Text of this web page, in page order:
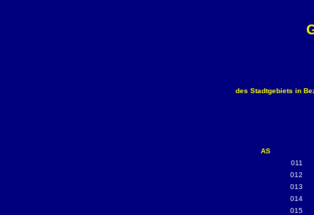
des Stadtgebiets in
AS
011
012
013
014
015